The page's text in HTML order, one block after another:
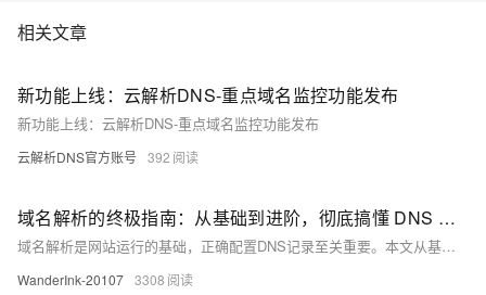
相关文章
新功能上线：云解析DNS-重点域名监控功能发布
新功能上线：云解析DNS-重点域名监控功能发布
云解析DNS官方账号 392
域名解析的终极指南：从基础到进阶，彻底搞懂 DNS 记录
域名解析是网站运行的基础，正确配置DNS记录至关重要。本文从基础到进阶全面解析DNS知识，涵盖A、AAAA、CNAME、MX、TXT、CAA等常见记录类型及其应用场景。通过学习，你将了解DNS的工作原理，掌握如何优化域名配置，确保网站与邮件服务高效运行。无论搭建个人博客还是企业官网，本文都能助你轻松搞定域名解析！
WanderInk-20107 3308